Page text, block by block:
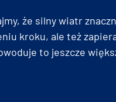
że silny wiatr
kroku, ale też
to jeszcze